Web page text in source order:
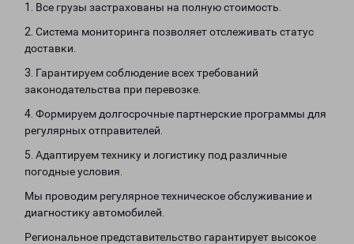
1. Все грузы застрахованы на полную стоимость.
2. Система мониторинга позволяет отслеживать статус
доставки.
3. Гарантируем соблюдение всех требований
законодательства при перевозке.
4. Формируем долгосрочные партнерские программы для
регулярных отправителей.
5. Адаптируем технику и логистику под различные
погодные условия.
Мы проводим регулярное техническое обслуживание и
диагностику автомобилей.
Региональное представительство гарантирует высокое